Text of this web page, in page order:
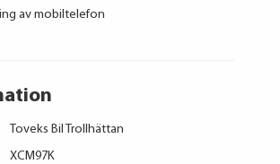
av mobiltelefon
Toveks Bil Trollhättan
XCM97K